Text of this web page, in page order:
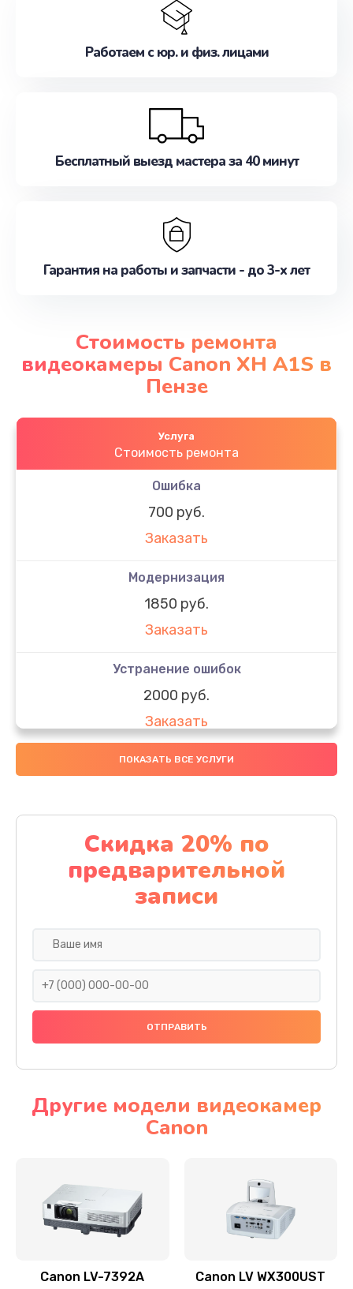
Работаем с юр. и физ. лицами
Бесплатный выезд мастера за 40 минут
Гарантия на работы и запчасти - до 3-х лет
Стоимость ремонта
видеокамеры Canon XH A1S в
Пензе
Услуга
Стоимость ремонта
Ошибка
700 руб.
Заказать
Модернизация
1850 руб.
Заказать
Устранение ошибок
2000 руб.
Заказать
Ремонт после залития
Заказать
Ремонт электроплаты
1320 руб.
Заказать
Замена датчика
Замена дисплея
Замена кнопки
Заказать
ПОКАЗАТЬ ВСЕ УСЛУГИ
Скидка 20% по
предварительной
записи
Другие модели видеокамер
Canon
Canon LV-7392A Canon LV WX300UST